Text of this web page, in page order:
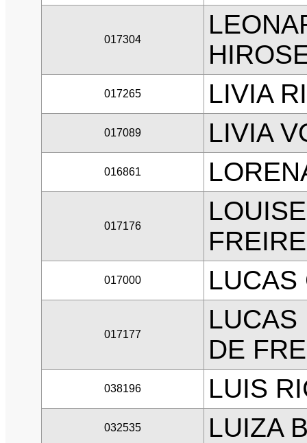
017304
017265 LIVIA
017089 LIVIA
016861
017176
FREIRE
017000 LUCAS
017177
LUCAS
DE
038196 LUIS
032535 LUIZA